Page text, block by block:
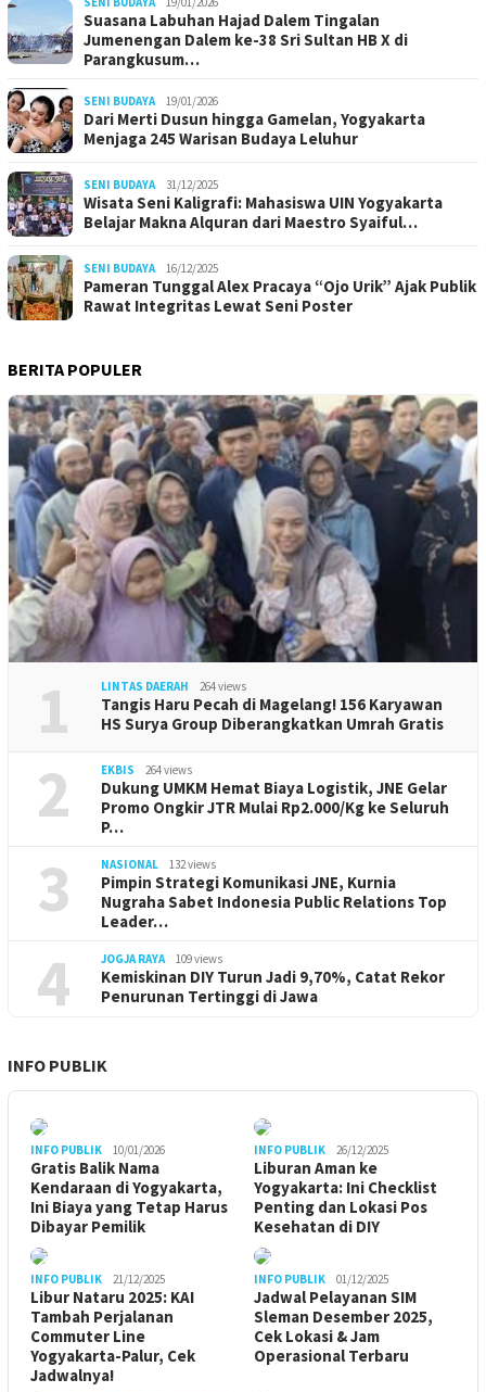
Suasana Labuhan Hajad Dalem Tingalan
Jumenengan Dalem ke-38 Sri Sultan HB X di
Parangkusum…
SENI BUDAYA 19/01/2026
Dari Merti Dusun hingga Gamelan, Yogyakarta
Menjaga 245 Warisan Budaya Leluhur
SENI BUDAYA 31/12/2025
Wisata Seni Kaligrafi: Mahasiswa UIN Yogyakarta
Belajar Makna Alquran dari Maestro Syaiful…
SENI BUDAYA 16/12/2025
Pameran Tunggal Alex Pracaya “Ojo Urik” Ajak Publik
Rawat Integritas Lewat Seni Poster
BERITA POPULER
1 LINTAS DAERAH 264 views
Tangis Haru Pecah di Magelang! 156 Karyawan
HS Surya Group Diberangkatkan Umrah Gratis
2 EKBIS 264 views
Dukung UMKM Hemat Biaya Logistik, JNE Gelar
Promo Ongkir JTR Mulai Rp2.000/Kg ke Seluruh
P…
3 NASIONAL 132 views
Pimpin Strategi Komunikasi JNE, Kurnia
Nugraha Sabet Indonesia Public Relations Top
Leader…
4 JOGJA RAYA 109 views
Kemiskinan DIY Turun Jadi 9,70%, Catat Rekor
Penurunan Tertinggi di Jawa
INFO PUBLIK
INFO PUBLIK 10/01/2026
Gratis Balik Nama
Kendaraan di Yogyakarta,
Ini Biaya yang Tetap Harus
Dibayar Pemilik
INFO PUBLIK 26/12/2025
Liburan Aman ke
Yogyakarta: Ini Checklist
Penting dan Lokasi Pos
Kesehatan di DIY
INFO PUBLIK 21/12/2025
Libur Nataru 2025: KAI
Tambah Perjalanan
Commuter Line
Yogyakarta-Palur, Cek
Jadwalnya!
INFO PUBLIK 01/12/2025
Jadwal Pelayanan SIM
Sleman Desember 2025,
Cek Lokasi & Jam
Operasional Terbaru